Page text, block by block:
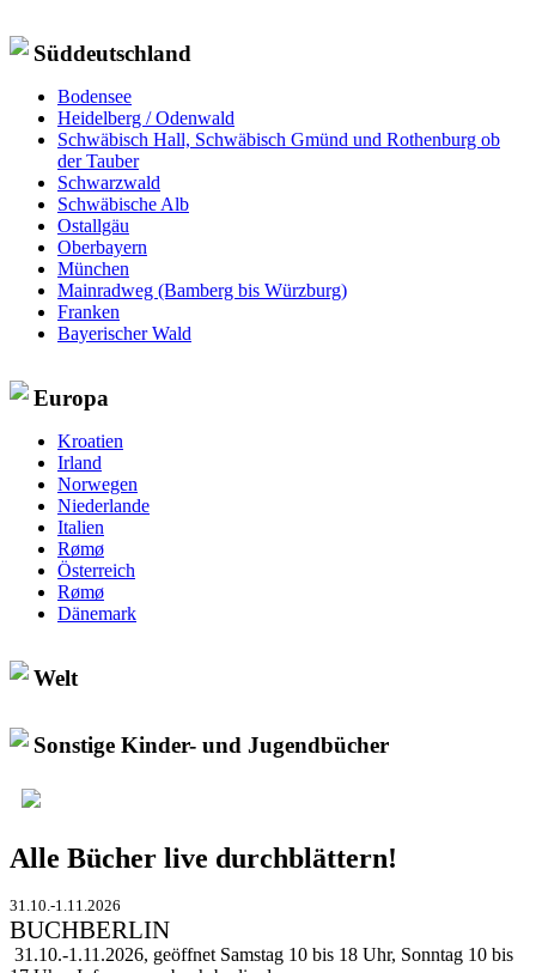
Süddeutschland
Bodensee
Heidelberg / Odenwald
Schwäbisch Hall, Schwäbisch Gmünd und Rothenburg ob
der Tauber
Schwarzwald
Schwäbische Alb
Ostallgäu
Oberbayern
München
Mainradweg (Bamberg bis Würzburg)
Franken
Bayerischer Wald
Europa
Kroatien
Irland
Norwegen
Niederlande
Italien
Rømø
Österreich
Rømø
Dänemark
Welt
Sonstige Kinder- und Jugendbücher
Alle Bücher live durchblättern!
31.10.-1.11.2026
BUCHBERLIN
31.10.-1.11.2026, geöffnet Samstag 10 bis 18 Uhr, Sonntag 10 bis